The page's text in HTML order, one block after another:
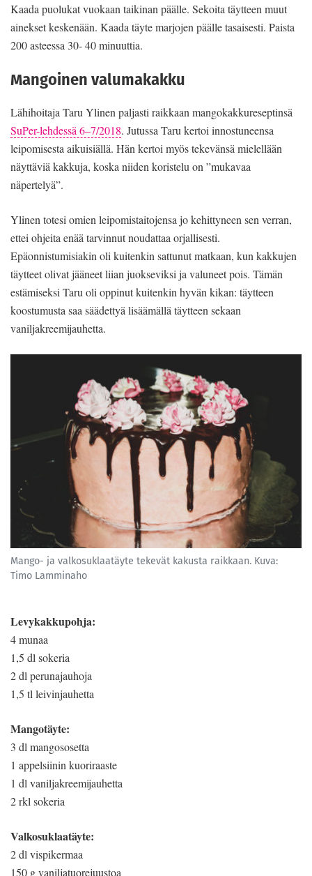
Kaada puolukat vuokaan taikinan päälle. Sekoita täytteen muut
ainekset keskenään. Kaada täyte marjojen päälle tasaisesti. Paista
200 asteessa 30- 40 minuuttia.
Mangoinen valumakakku
Lähihoitaja Taru Ylinen paljasti raikkaan mangokakkureseptinsä
SuPer-lehdessä 6–7/2018. Jutussa Taru kertoi innostuneensa
leipomisesta aikuisiällä. Hän kertoi myös tekevänsä mielellään
näyttäviä kakkuja, koska niiden koristelu on ”mukavaa
näpertelyä”.
Ylinen totesi omien leipomistaitojensa jo kehittyneen sen verran,
ettei ohjeita enää tarvinnut noudattaa orjallisesti.
Epäonnistumisiakin oli kuitenkin sattunut matkaan, kun kakkujen
täytteet olivat jääneet liian juokseviksi ja valuneet pois. Tämän
estämiseksi Taru oli oppinut kuitenkin hyvän kikan: täytteen
koostumusta saa säädettyä lisäämällä täytteen sekaan
vaniljakreemijauhetta.
Mango- ja valkosuklaatäyte tekevät kakusta raikkaan. Kuva:
Timo Lamminaho
Levykakkupohja:
4 munaa
1,5 dl sokeria
2 dl perunajauhoja
1,5 tl leivinjauhetta
Mangotäyte:
3 dl mangososetta
1 appelsiinin kuoriraaste
1 dl vaniljakreemijauhetta
2 rkl sokeria
Valkosuklaatäyte:
2 dl vispikermaa
150 g vaniljatuorejuustoa